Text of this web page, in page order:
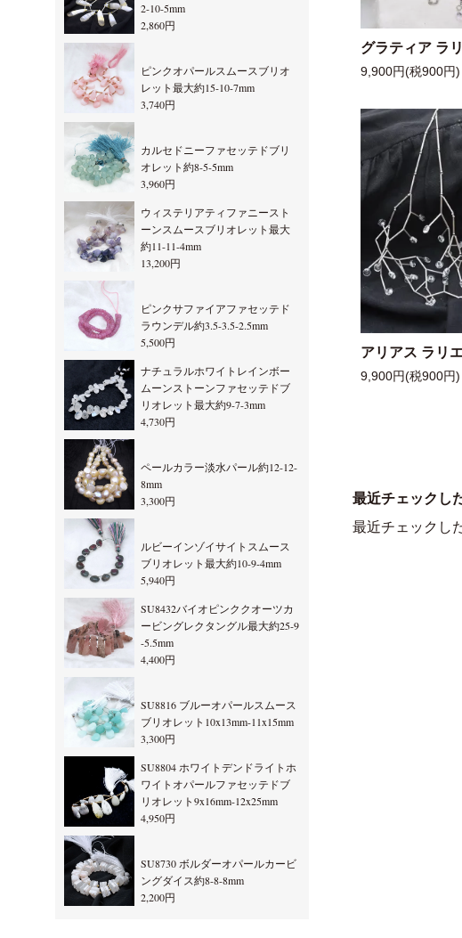
グラティア ラ
9,900円(税900円)
アリアス ラリ
9,900円(税900円)
最近チェックし
最近チェックし
2-10-5mm
2,860円
ピンクオパールスムースブリオ
レット最大約15-10-7mm
3,740円
カルセドニーファセッテドブリ
オレット約8-5-5mm
3,960円
ウィステリアティファニースト
ーンスムースブリオレット最大
約11-11-4mm
13,200円
ピンクサファイアファセッテド
ラウンデル約3.5-3.5-2.5mm
5,500円
ナチュラルホワイトレインボー
ムーンストーンファセッテドブ
リオレット最大約9-7-3mm
4,730円
ペールカラー淡水パール約12-12-
8mm
3,300円
ルビーインゾイサイトスムース
ブリオレット最大約10-9-4mm
5,940円
SU8432バイオピンククオーツカ
ービングレクタングル最大約25-9
-5.5mm
4,400円
SU8816 ブルーオパールスムース
ブリオレット10x13mm-11x15mm
3,300円
SU8804 ホワイトデンドライトホ
ワイトオパールファセッテドブ
リオレット9x16mm-12x25mm
4,950円
SU8730 ボルダーオパールカービ
ングダイス約8-8-8mm
2,200円